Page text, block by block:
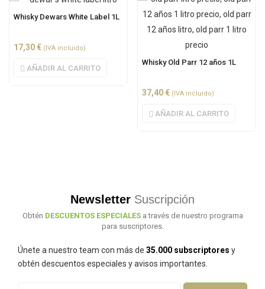
Whisky Dewars White Label 1L
17,30 € (IVA incluido)
AÑADIR AL CARRITO
Whisky Old Parr 12 años 1L
37,40 € (IVA incluido)
AÑADIR AL CARRITO
Newsletter Suscripción
Obtén DESCUENTOS ESPECIALES a través de nuestro programa
para suscriptores.
Únete a nuestro team con más de 35.000 subscriptores y
obtén descuentos especiales y avisos importantes.